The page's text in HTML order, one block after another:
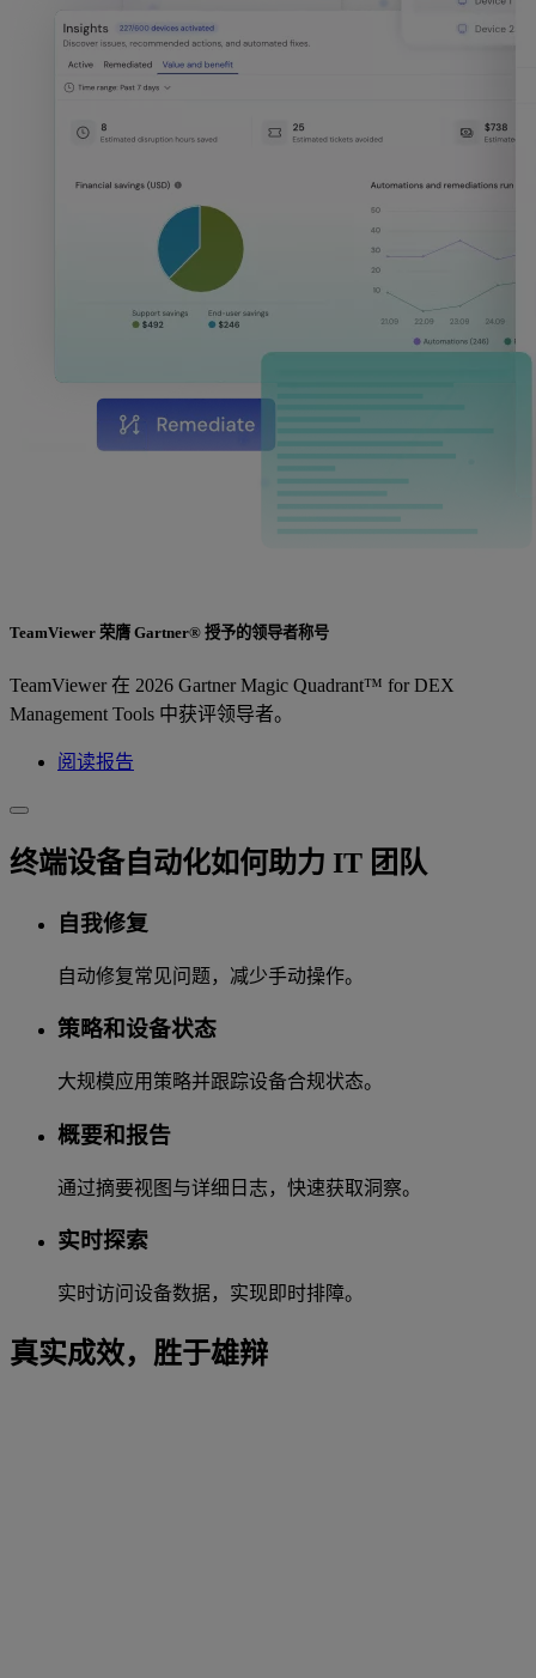
TeamViewer 荣膺 Gartner® 授予的领导者称号
TeamViewer 在 2026 Gartner Magic Quadrant™ for DEX
Management Tools 中获评领导者。
阅读报告
终端设备自动化如何助力 IT 团队
自我修复
自动修复常见问题，减少手动操作。
策略和设备状态
大规模应用策略并跟踪设备合规状态。
概要和报告
通过摘要视图与详细日志，快速获取洞察。
实时探索
实时访问设备数据，实现即时排障。
真实成效，胜于雄辩